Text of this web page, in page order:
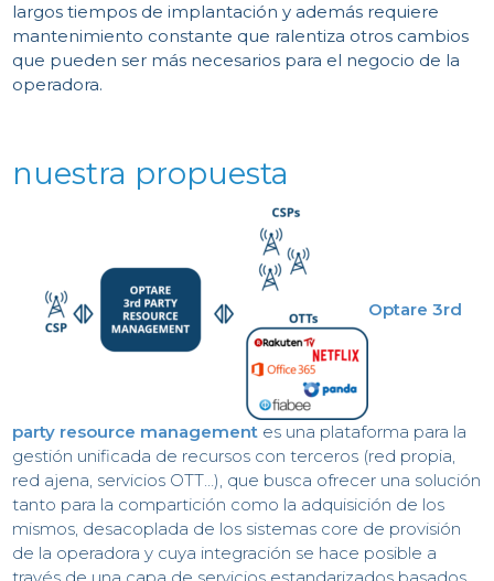
largos tiempos de implantación y además requiere
mantenimiento constante que ralentiza otros cambios
que pueden ser más necesarios para el negocio de la
operadora.
nuestra propuesta
Optare 3rd
party resource management es una plataforma para la
gestión unificada de recursos con terceros (red propia,
red ajena, servicios OTT…), que busca ofrecer una solución
tanto para la compartición como la adquisición de los
mismos, desacoplada de los sistemas core de provisión
de la operadora y cuya integración se hace posible a